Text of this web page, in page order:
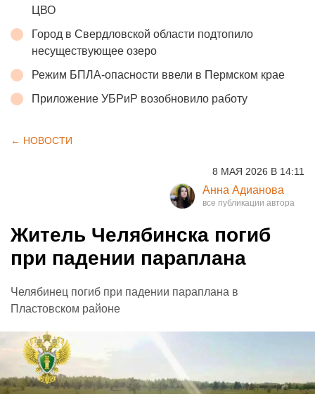
ЦВО
Город в Свердловской области подтопило
несуществующее озеро
Режим БПЛА-опасности ввели в Пермском крае
Приложение УБРиР возобновило работу
← НОВОСТИ
8 МАЯ 2026 В 14:11
Анна Адианова
Житель Челябинска погиб
при падении параплана
Челябинец погиб при падении параплана в
Пластовском районе